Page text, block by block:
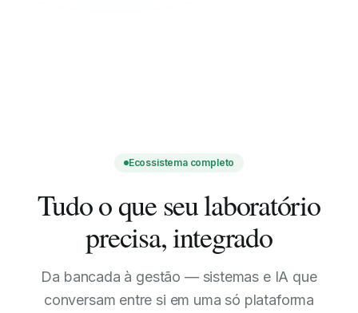
Ecossistema completo
Tudo o que seu laboratório
precisa, integrado
Da bancada à gestão — sistemas e IA que
conversam entre si em uma só plataforma